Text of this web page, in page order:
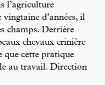
l’agriculture
vingtaine d’années, il
champs. Derrière
chevaux crinière
que cette pratique
au travail. Direction